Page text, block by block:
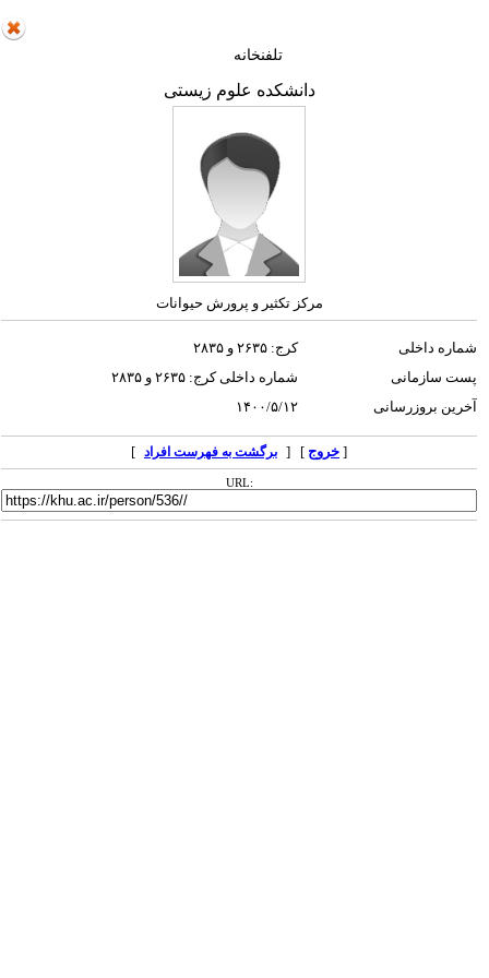
تلفنخانه
دانشکده علوم زیستی
مرکز تکثیر و پرورش حیوانات
شماره داخلی
کرج: ۲۶۳۵ و ۲۸۳۵
پست سازمانی
شماره داخلی کرج: ۲۶۳۵ و ۲۸۳۵
آخرین بروزرسانی
۱۴۰۰/۵/۱۲
خروج] [ برگشت به فهرست افراد ]
URL: